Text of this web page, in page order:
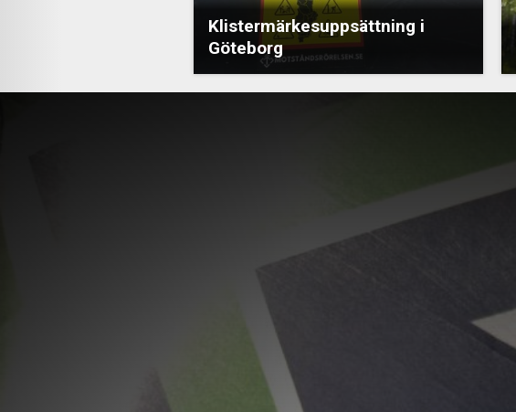
Klistermärkesuppsättning i
Göteborg